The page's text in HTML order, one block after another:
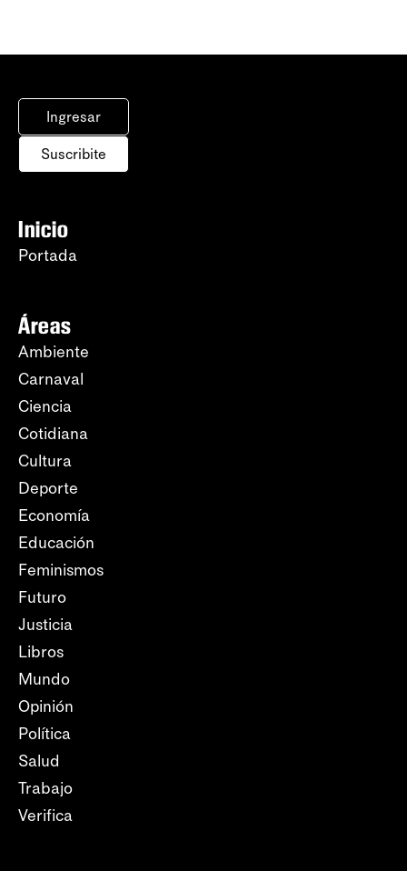
Ingresar
Suscribite
Inicio
Portada
Áreas
Ambiente
Carnaval
Ciencia
Cotidiana
Cultura
Deporte
Economía
Educación
Feminismos
Futuro
Justicia
Libros
Mundo
Opinión
Política
Salud
Trabajo
Verifica